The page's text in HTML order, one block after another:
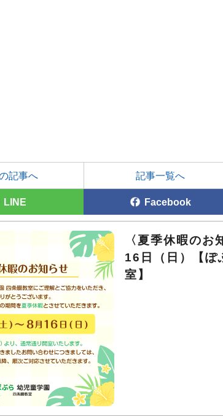
記事へ 記事一覧へ
LINE Facebook
〈夏季休暇のお
16日（日）【ぽ
室】